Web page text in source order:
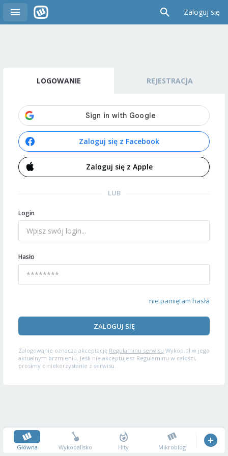
Zaloguj się
LOGOWANIE REJESTRACJA
Zaloguj się z Facebook
Zaloguj się z Apple
LUB
Login
Hasło
nie pamiętam hasła
ZALOGUJ SIĘ
Zalogowanie oznacza akceptację Regulaminu serwisu Wykop.pl w jego
aktualnym brzmieniu. Jeśli nie akceptujesz Regulaminu w całości,
prosimy o niekorzystanie z serwisu.
Główna Wykopalisko Hity Mikroblog